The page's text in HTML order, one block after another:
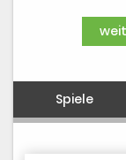
Spiele